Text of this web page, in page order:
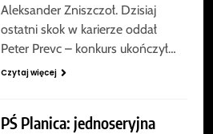
Aleksander Zniszczoł. Dzisiaj
ostatni skok w karierze oddał
Peter Prevc – konkurs ukończył…
Czytaj więcej
PŚ Planica: jednoseryjna